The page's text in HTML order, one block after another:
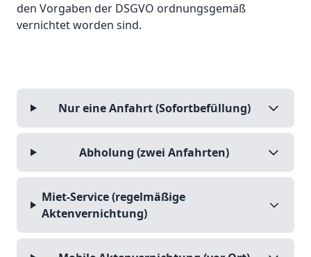
den Vorgaben der DSGVO ordnungsgemäß
vernichtet worden sind.
Nur eine Anfahrt (Sofortbefüllung)
Abholung (zwei Anfahrten)
Miet-Service (regelmäßige
Aktenvernichtung)